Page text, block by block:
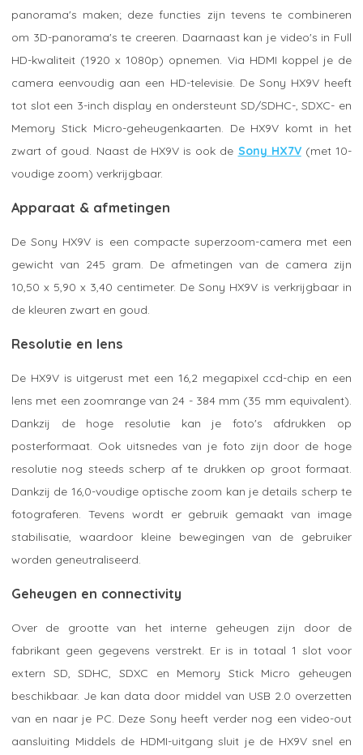
panorama's maken; deze functies zijn tevens te combineren
om 3D-panorama's te creeren. Daarnaast kan je video's in Full
HD-kwaliteit (1920 x 1080p) opnemen. Via HDMI koppel je de
camera eenvoudig aan een HD-televisie. De Sony HX9V heeft
tot slot een 3-inch display en ondersteunt SD/SDHC-, SDXC- en
Memory Stick Micro-geheugenkaarten. De HX9V komt in het
zwart of goud. Naast de HX9V is ook de Sony HX7V(met 10-
voudige zoom) verkrijgbaar.
Apparaat & afmetingen
De Sony HX9V is een compacte superzoom-camera met een
gewicht van 245 gram. De afmetingen van de camera zijn
10,50 x 5,90 x 3,40 centimeter. De Sony HX9V is verkrijgbaar in
de kleuren zwart en goud.
Resolutie en lens
De HX9V is uitgerust met een 16,2 megapixel ccd-chip en een
lens met een zoomrange van 24 - 384 mm (35 mm equivalent).
Dankzij de hoge resolutie kan je foto's afdrukken op
posterformaat. Ook uitsnedes van je foto zijn door de hoge
resolutie nog steeds scherp af te drukken op groot formaat.
Dankzij de 16,0-voudige optische zoom kan je details scherp te
fotograferen. Tevens wordt er gebruik gemaakt van image
stabilisatie, waardoor kleine bewegingen van de gebruiker
worden geneutraliseerd.
Geheugen en connectivity
Over de grootte van het interne geheugen zijn door de
fabrikant geen gegevens verstrekt. Er is in totaal 1 slot voor
extern SD, SDHC, SDXC en Memory Stick Micro geheugen
beschikbaar. Je kan data door middel van USB 2.0 overzetten
van en naar je PC. Deze Sony heeft verder nog een video-out
aansluiting Middels de HDMI-uitgang sluit je de HX9V snel en